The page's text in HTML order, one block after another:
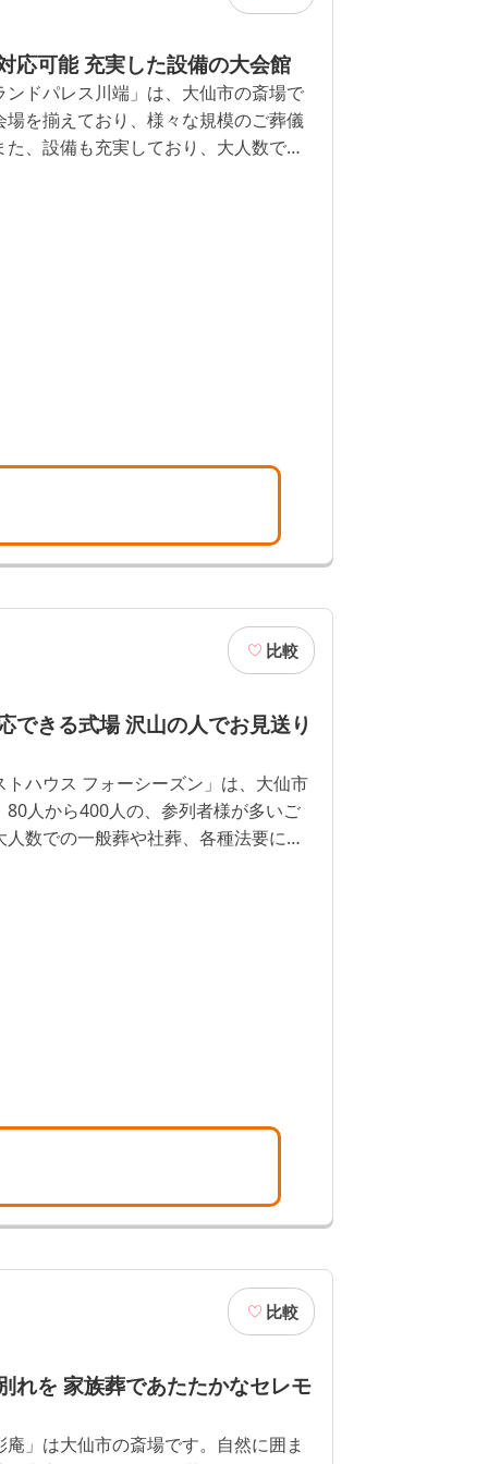
応可能 充実した設備の大会館
ドパレス川端」は、大仙市の斎場で
場を揃えており、様々な規模のご葬儀
、設備も充実しており、大人数での
比較
できる式場 沢山の人でお見送り
ハウス フォーシーズン」は、大仙市
80人から400人の、参列者様が多いご
数での一般葬や社葬、各種法要にも
比較
れを 家族葬であたたかなセレモ
」は大仙市の斎場です。自然に囲ま